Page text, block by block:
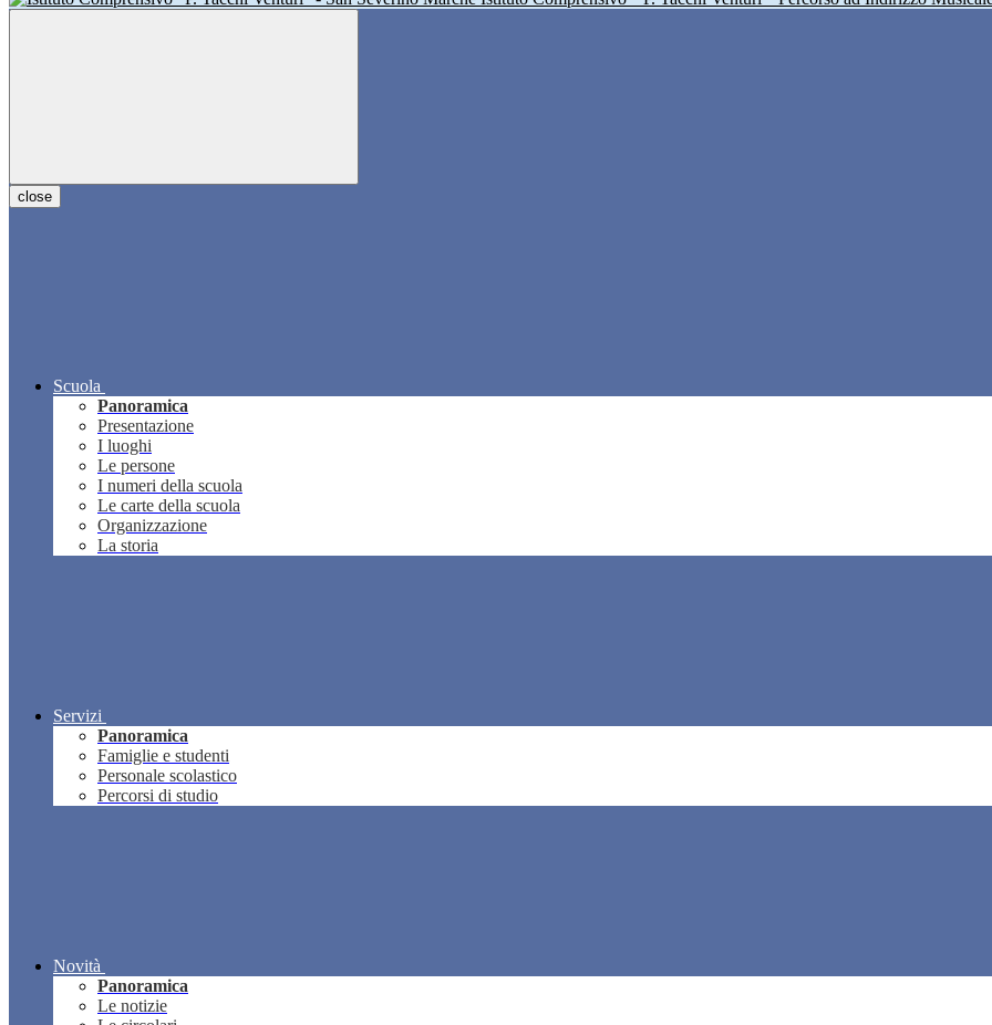
close
Scuola
Panoramica
Presentazione
I luoghi
Le persone
I numeri della scuola
Le carte della scuola
Organizzazione
La storia
Servizi
Panoramica
Famiglie e studenti
Personale scolastico
Percorsi di studio
Novità
Panoramica
Le notizie